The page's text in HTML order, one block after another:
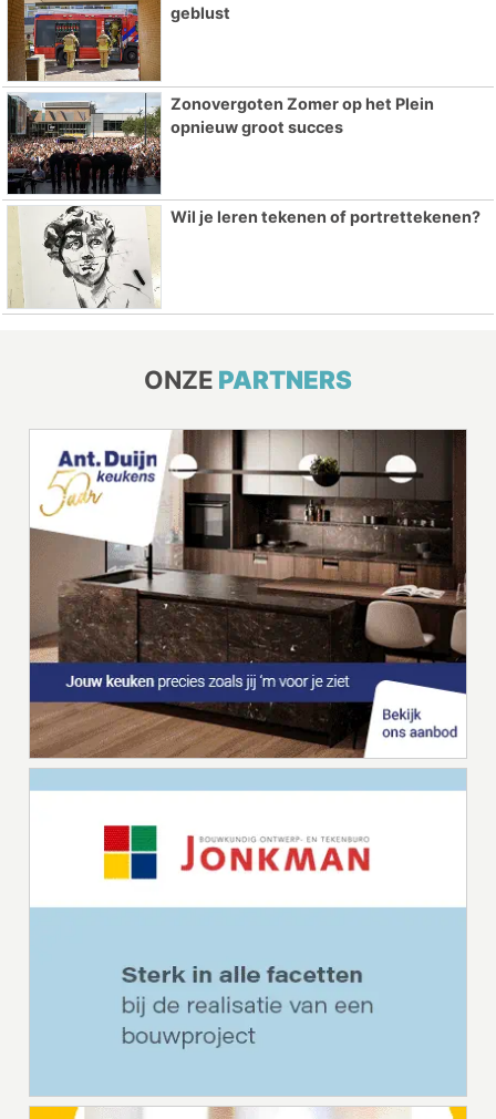
geblust
Zonovergoten Zomer op het Plein
opnieuw groot succes
Wil je leren tekenen of portrettekenen?
ONZE PARTNERS